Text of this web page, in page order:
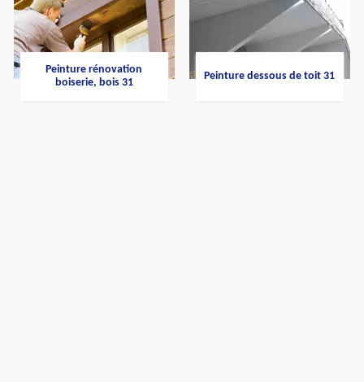
Peinture rénovation
boiserie, bois 31
Peinture dessous de toit 31